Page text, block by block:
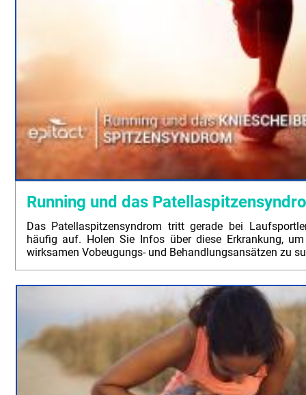
Running und das
Das Patellaspitzensyndrom tritt gerade bei
häufig auf. Holen Sie Infos über diese Erkrankung,
wirksamen Vobeugungs- und Behandlungsansätzen zu